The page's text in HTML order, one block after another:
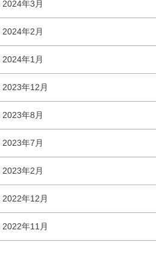
2024年3月
2024年2月
2024年1月
2023年12月
2023年8月
2023年7月
2023年2月
2022年12月
2022年11月